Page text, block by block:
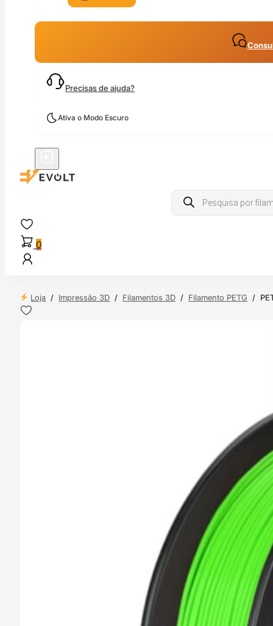
Precisas de ajuda?
Ativa o Modo Escuro
Products
search
0
Loja / Impressão 3D / Filamentos 3D / Filamento PETG /